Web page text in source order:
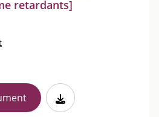
retardants]